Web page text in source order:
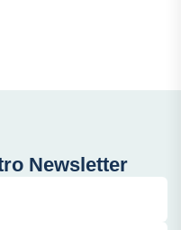
Newsletter